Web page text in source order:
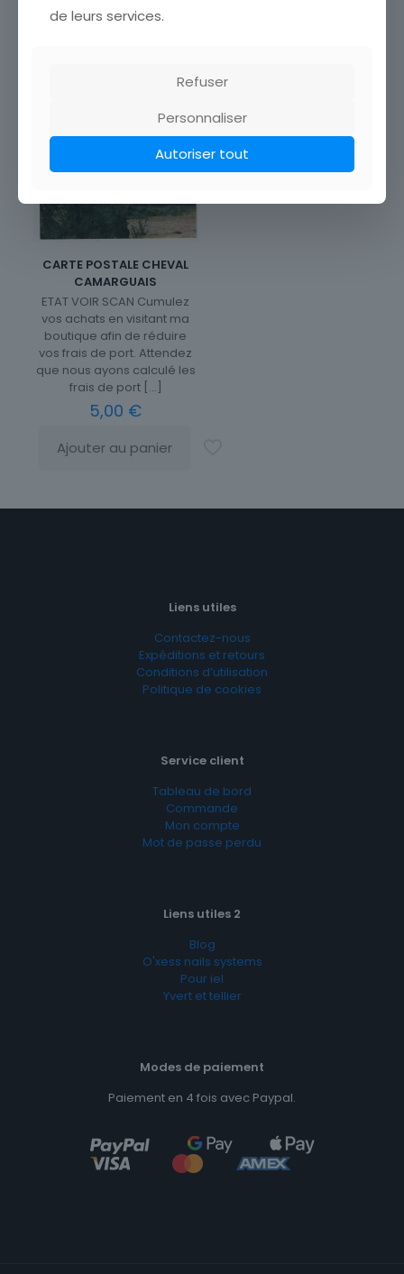
CARTE POSTALE CHEVAL
CAMARGUAIS
ETAT VOIR SCAN Cumulez
vos achats en visitant ma
boutique afin de réduire
vos frais de port. Attendez
que nous ayons calculé les
frais de port[…]
5,00 €
Ajouter au panier
Liens utiles
Contactez-nous
Expéditions et retours
Conditions d’utilisation
Politique de cookies
Service client
Tableau de bord
Commande
Mon compte
Mot de passe perdu
Liens utiles 2
Blog
O'xess nails systems
Pour iel
Yvert et tellier
Modes de paiement
Paiement en 4 fois avec Paypal.
de leurs services.
Refuser
Personnaliser
Autoriser tout